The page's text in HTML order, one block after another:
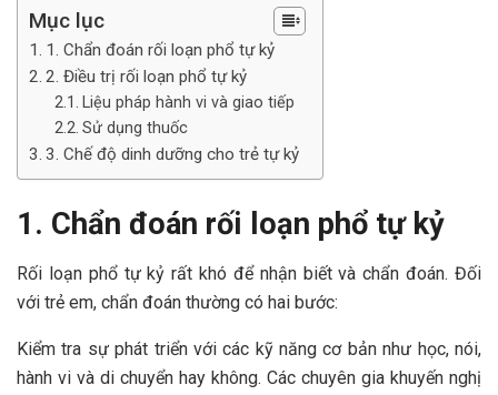
Mục lục
1. Chẩn đoán rối loạn phổ tự kỷ
2. Điều trị rối loạn phổ tự kỷ
Liệu pháp hành vi và giao tiếp
Sử dụng thuốc
3. Chế độ dinh dưỡng cho trẻ tự kỷ
1. Chẩn đoán rối loạn phổ tự kỷ
Rối loạn phổ tự kỷ rất khó để nhận biết và chẩn đoán. Đối
với trẻ em, chẩn đoán thường có hai bước:
Kiểm tra sự phát triển với các kỹ năng cơ bản như học, nói,
hành vi và di chuyển hay không. Các chuyên gia khuyến nghị